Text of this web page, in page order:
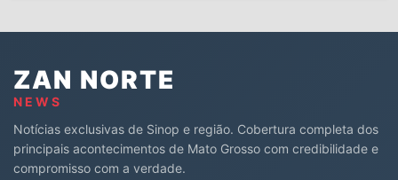
ZAN NORTE
NEWS
Notícias exclusivas de Sinop e região. Cobertura completa dos
principais acontecimentos de Mato Grosso com credibilidade e
compromisso com a verdade.